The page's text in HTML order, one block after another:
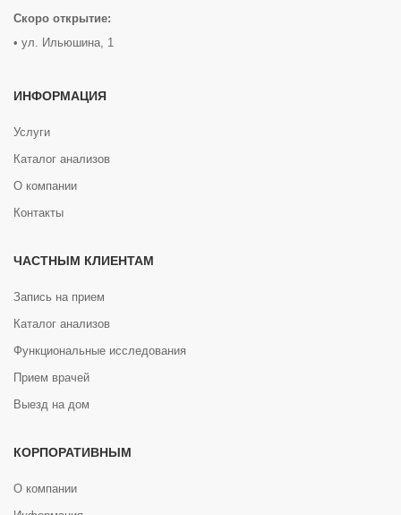
Скоро открытие:
• ул. Ильюшина, 1
ИНФОРМАЦИЯ
Услуги
Каталог анализов
О компании
Контакты
ЧАСТНЫМ КЛИЕНТАМ
Запись на прием
Каталог анализов
Функциональные исследования
Прием врачей
Выезд на дом
КОРПОРАТИВНЫМ
О компании